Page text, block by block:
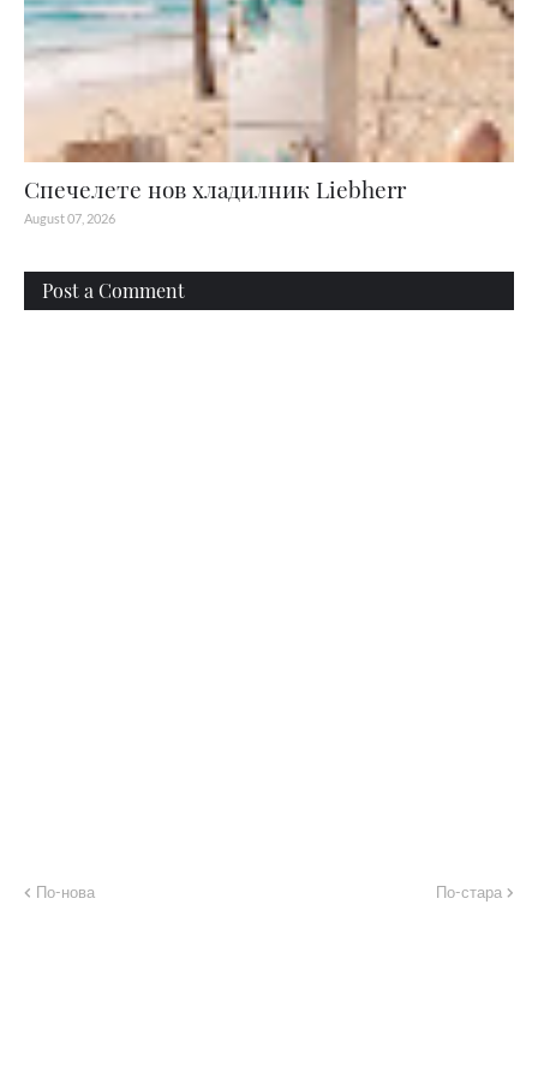
Спечелете нов хладилник Liebherr
August 07, 2026
Post a Comment
По-нова По-стара